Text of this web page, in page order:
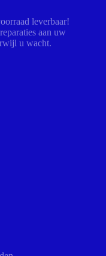
leverbaar!
aan uw
u wacht.